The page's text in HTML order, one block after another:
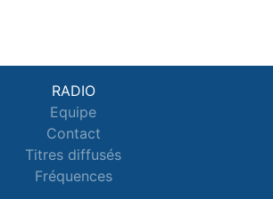
RADIO
Equipe
Contact
Titres diffusés
Fréquences